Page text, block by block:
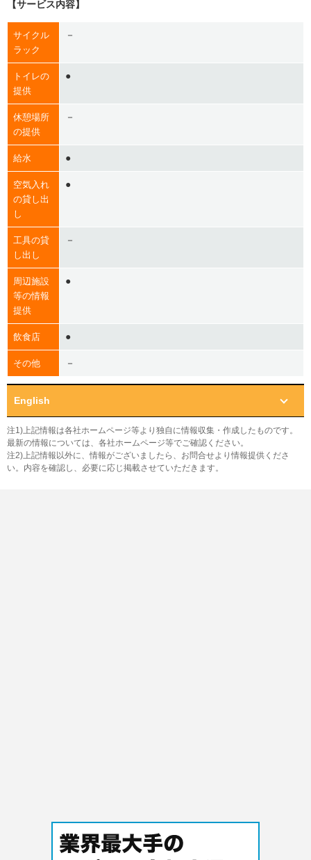
【サービス内容】
サイクル
ラック
－
トイレの
提供
●
休憩場所
の提供
－
給水 ●
空気入れ
の貸し出
し
●
工具の貸
し出し
－
周辺施設
等の情報
提供
●
飲食店 ●
その他 －
English
注1)上記情報は各社ホームページ等より独自に情報収集・作成したものです。
最新の情報については、各社ホームページ等でご確認ください。
注2)上記情報以外に、情報がございましたら、お問合せより情報提供くださ
い。内容を確認し、必要に応じ掲載させていただきます。